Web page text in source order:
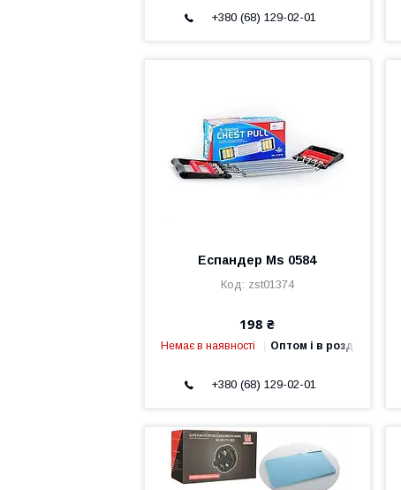
+380 (68) 129-02-01
Еспандер Ms 0584
zst01374
198 ₴
Немає в наявності Оптом і в роздріб
+380 (68) 129-02-01